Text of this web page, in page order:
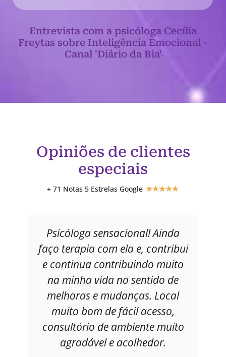
Entrevista com a psicóloga Cecília
Freytas sobre Inteligência Emocional -
Canal 'Diário da Bia'
Opiniões de clientes
especiais
+ 71 Notas 5 Estrelas Google ★★★★★
Psicóloga sensacional! Ainda
faço terapia com ela e, contribui
e continua contribuindo muito
na minha vida no sentido de
melhoras e mudanças. Local
muito bom de fácil acesso,
consultório de ambiente muito
agradável e acolhedor.